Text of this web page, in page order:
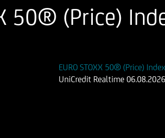
50® (Price)
EURO STOXX 50® (Price)
UniCredit Realtime 06.08.2026